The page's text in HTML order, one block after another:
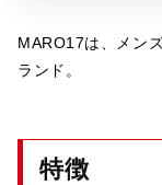
MARO17は、メン
ランド。
特徴